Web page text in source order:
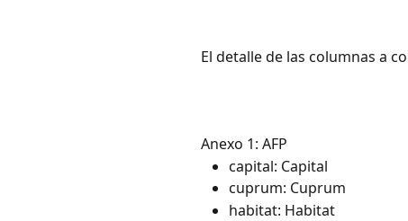
El detalle de las columnas a
Anexo 1: AFP
capital: Capital
cuprum: Cuprum
habitat: Habitat